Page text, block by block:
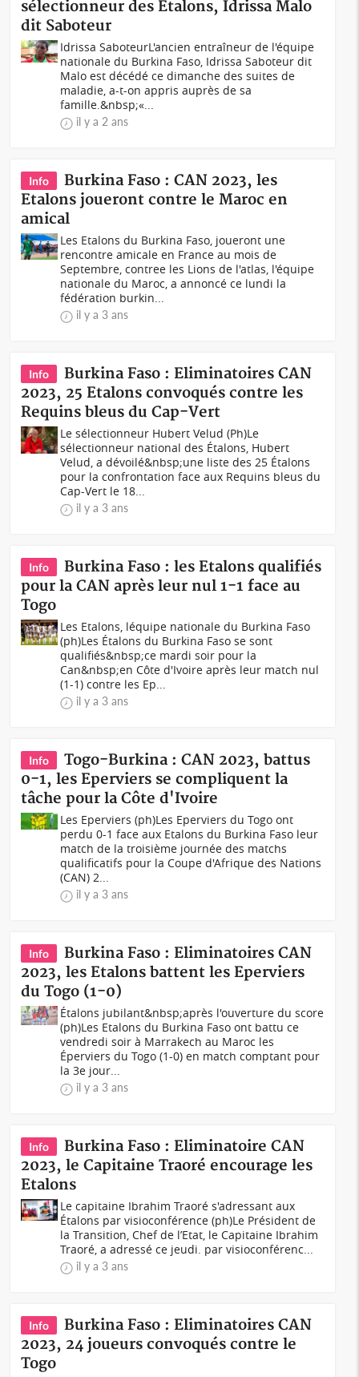
sélectionneur des Étalons, Idrissa Malo
dit Saboteur
Idrissa SaboteurL'ancien entraîneur de l'équipe
nationale du Burkina Faso, Idrissa Saboteur dit
Malo est décédé ce dimanche des suites de
maladie, a-t-on appris auprès de sa
famille.&nbsp;«...
il y a 2 ans
Info
Burkina Faso : CAN 2023, les
Etalons joueront contre le Maroc en
amical
Les Etalons du Burkina Faso, joueront une
rencontre amicale en France au mois de
Septembre, contree les Lions de l'atlas, l'équipe
nationale du Maroc, a annoncé ce lundi la
fédération burkin...
il y a 3 ans
Info
Burkina Faso : Eliminatoires CAN
2023, 25 Etalons convoqués contre les
Requins bleus du Cap-Vert
Le sélectionneur Hubert Velud (Ph)Le
sélectionneur national des Étalons, Hubert
Velud, a dévoilé&nbsp;une liste des 25 Étalons
pour la confrontation face aux Requins bleus du
Cap-Vert le 18...
il y a 3 ans
Info
Burkina Faso : les Etalons qualifiés
pour la CAN après leur nul 1-1 face au
Togo
Les Etalons, léquipe nationale du Burkina Faso
(ph)Les Étalons du Burkina Faso se sont
qualifiés&nbsp;ce mardi soir pour la
Can&nbsp;en Côte d'Ivoire après leur match nul
(1-1) contre les Ep...
il y a 3 ans
Info
Togo-Burkina : CAN 2023, battus
0-1, les Eperviers se compliquent la
tâche pour la Côte d'Ivoire
Les Eperviers (ph)Les Eperviers du Togo ont
perdu 0-1 face aux Etalons du Burkina Faso leur
match de la troisième journée des matchs
qualificatifs pour la Coupe d'Afrique des Nations
(CAN) 2...
il y a 3 ans
Info
Burkina Faso : Eliminatoires CAN
2023, les Etalons battent les Eperviers
du Togo (1-0)
Étalons jubilant&nbsp;après l'ouverture du score
(ph)Les Etalons du Burkina Faso ont battu ce
vendredi soir à Marrakech au Maroc les
Éperviers du Togo (1-0) en match comptant pour
la 3e jour...
il y a 3 ans
Info
Burkina Faso : Eliminatoire CAN
2023, le Capitaine Traoré encourage les
Etalons
Le capitaine Ibrahim Traoré s'adressant aux
Étalons par visioconférence (ph)Le Président de
la Transition, Chef de l’Etat, le Capitaine Ibrahim
Traoré, a adressé ce jeudi. par visioconférenc...
il y a 3 ans
Info
Burkina Faso : Eliminatoires CAN
2023, 24 joueurs convoqués contre le
Togo